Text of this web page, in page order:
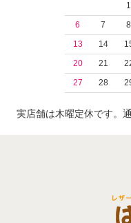
1
6
7 8
13
14
20
21
27
28
実店舗は木曜定休です。